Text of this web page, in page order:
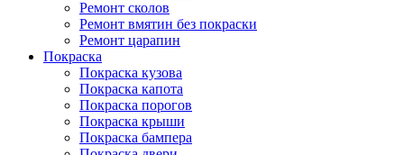
Ремонт сколов
Ремонт вмятин без покраски
Ремонт царапин
Покраска
Покраска кузова
Покраска капота
Покраска порогов
Покраска крыши
Покраска бампера